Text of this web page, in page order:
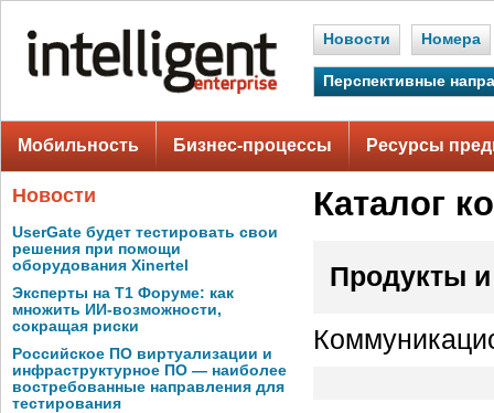
Новости Номера
Перспективные
Мобильность Бизнес-процессы Ресурсы
Новости
UserGate будет тестировать свои
решения при помощи
оборудования Xinertel
Эксперты на Т1 Форуме: как
множить ИИ-возможности,
сокращая риски
Российское ПО виртуализации и
инфраструктурное ПО — наиболее
востребованные направления для
тестирования
Каталог
Продукты